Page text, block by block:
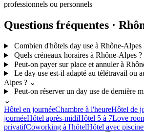
professionnels ou personnels
Questions fréquentes ·
Combien d'hôtels day use à Rhône-Alpes
Quels créneaux horaires à Rhône-Alpes ?
Peut-on payer sur place et annuler à
Le day use est-il adapté au télétravail ou
Alpes ? ⌄
Peut-on réserver un day use de dernière
⌄
Hôtel en journéeChambre à l'heureHôtel de
journéeHôtel après-midiHôtel 5 à 7Love
privatifCoworking à l'hôtelHôtel avec piscine